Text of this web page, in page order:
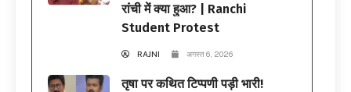
रांची में क्या हुआ? | Ranchi
Student Protest
RAJNI अगस्त 6, 2026
तृषा पर कथित टिप्पणी पड़ी भारी!